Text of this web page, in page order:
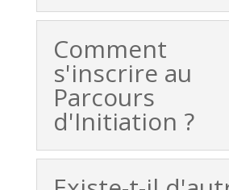
Comment
s'inscrire au
Parcours
d'Initiation ?